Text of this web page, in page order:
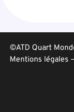
©ATD Quart
Mentions légales –